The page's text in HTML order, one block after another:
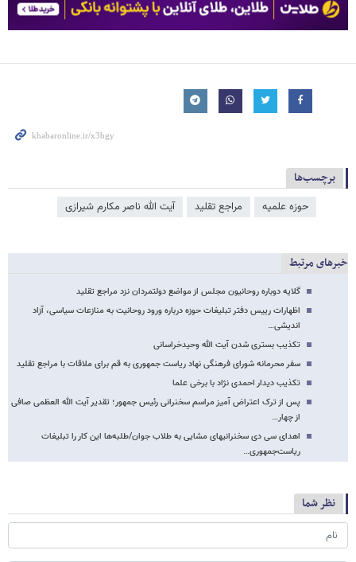
برچسب‌ها
حوزه علمیه مراجع تقلید آیت الله ناصر مکارم شیرازی
خبرهای مرتبط
گلایه دوباره روحانیون مجلس از مواضع دولتمردان نزد مراجع تقلید
اظهارات رییس دفتر تبلیغات حوزه درباره ورود روحانیت به منازعات سیاسی، آزاد
اندیشی…
تکذیب بستری شدن آیت الله وحیدخراسانی
سفر محرمانه شورای فرهنگی نهاد ریاست جمهوری به قم برای ملاقات با مراجع تقلید
تکذیب دیدار احمدی نژاد با برخی علما
پس از ترک اعتراض آمیز مراسم سخنرانی رئیس جمهور؛ تقدیر آیت الله العظمی صافی
از چهار…
اهدای سی دی سخنرانی­های مشایی به طلاب جوان/طلبه‌ها این کار را تبلیغات
ریاست‌جمهوری…
نظر شما